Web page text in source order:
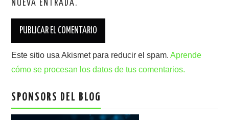
NUEVA ENTRADA.
Este sitio usa Akismet para reducir el spam.Aprende
cómo se procesan los datos de tus comentarios.
SPONSORS DEL BLOG